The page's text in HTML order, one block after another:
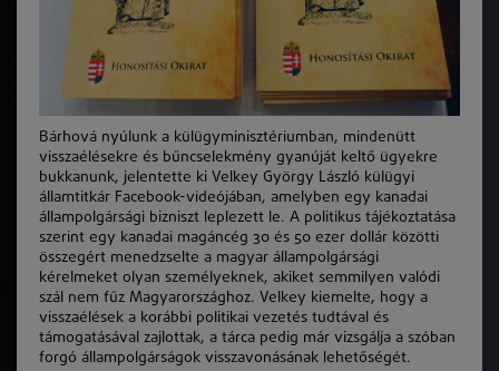
Bárhová nyúlunk a külügyminisztériumban, mindenütt
visszaélésekre és bűncselekmény gyanúját keltő ügyekre
bukkanunk, jelentette ki Velkey György László külügyi
államtitkár Facebook-videójában, amelyben egy kanadai
állampolgársági bizniszt leplezett le. A politikus tájékoztatása
szerint egy kanadai magáncég 30 és 50 ezer dollár közötti
összegért menedzselte a magyar állampolgársági
kérelmeket olyan személyeknek, akiket semmilyen valódi
szál nem fűz Magyarországhoz. Velkey kiemelte, hogy a
visszaélések a korábbi politikai vezetés tudtával és
támogatásával zajlottak, a tárca pedig már vizsgálja a szóban
forgó állampolgárságok visszavonásának lehetőségét.